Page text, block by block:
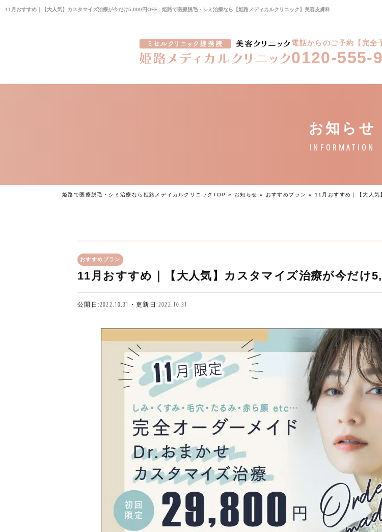
11月おすすめ｜【大人気】カスタマイズ治療が今だけ5,000円OFF - 姫路で医療脱毛・シミ治療なら【姫路メディカルクリニック】美容皮膚科
電話からのご予約【完全
0120-555-
姫路で医療脱毛・シミ治療なら姫路メディカルクリニックTOP » お知らせ » おすすめプラン » 11月おすすめ｜【大人
おすすめプラン
11月おすすめ｜【大人気】カスタマイズ治療が今だけ
公開日:2022.10.31・更新日:2022.10.31